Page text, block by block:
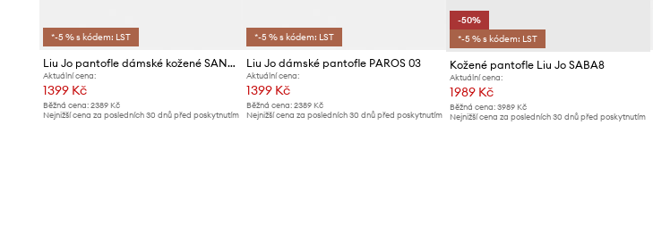
*-5 % s kódem: LST
Liu Jo pantofle dámské kožené SANDY 03
Aktuální cena:
1399 Kč
Běžná cena: 2389 Kč
Nejnižší cena za posledních 30 dnů před poskytnutím
*-5 % s kódem: LST
Liu Jo dámské pantofle PAROS 03
Aktuální cena:
1399 Kč
Běžná cena:2389 Kč
Nejnižší cena za posledních 30 dnů před poskytnutím
-50%
*-5 % s kódem: LST
Kožené pantofle Liu Jo SABA8
Aktuální cena:
1989 Kč
Běžná cena: 3989 Kč
Nejnižší cena za posledních 30 dnů před poskytnutím